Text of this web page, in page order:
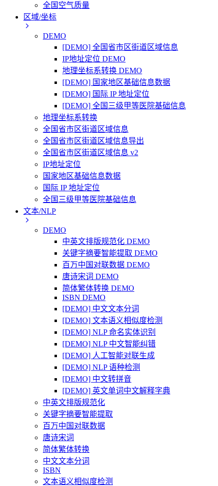
全国空气质量
区域/坐标
DEMO
[DEMO] 全国省市区街道区域信息
IP地址定位 DEMO
地理坐标系转换 DEMO
[DEMO] 国家地区基础信息数据
[DEMO] 国际 IP 地址定位
[DEMO] 全国三级甲等医院基础信息
地理坐标系转换
全国省市区街道区域信息
全国省市区街道区域信息导出
全国省市区街道区域信息 v2
IP地址定位
国家地区基础信息数据
国际 IP 地址定位
全国三级甲等医院基础信息
文本/NLP
DEMO
中英文排版规范化 DEMO
关键字摘要智能提取 DEMO
百万中国对联数据 DEMO
唐诗宋词 DEMO
简体繁体转换 DEMO
ISBN DEMO
[DEMO] 中文文本分词
[DEMO] 文本语义相似度检测
[DEMO] NLP 命名实体识别
[DEMO] NLP 中文智能纠错
[DEMO] 人工智能对联生成
[DEMO] NLP 语种检测
[DEMO] 中文转拼音
[DEMO] 英文单词中文解释字典
中英文排版规范化
关键字摘要智能提取
百万中国对联数据
唐诗宋词
简体繁体转换
中文文本分词
ISBN
文本语义相似度检测